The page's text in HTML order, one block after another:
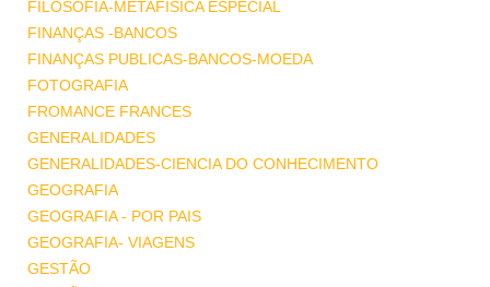
FILOSOFIA-METAFISICA ESPECIAL
FINANÇAS -BANCOS
FINANÇAS PUBLICAS-BANCOS-MOEDA
FOTOGRAFIA
FROMANCE FRANCES
GENERALIDADES
GENERALIDADES-CIENCIA DO CONHECIMENTO
GEOGRAFIA
GEOGRAFIA - POR PAIS
GEOGRAFIA- VIAGENS
GESTÃO